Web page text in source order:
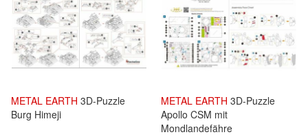
METAL EARTH 3D-Puzzle
Burg Himeji
METAL EARTH 3D-Puzzle
Apollo CSM mit
Mondlandefähre